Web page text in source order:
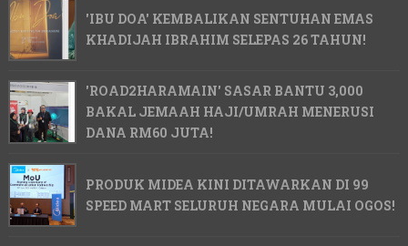
'IBU DOA' KEMBALIKAN SENTUHAN EMAS
KHADIJAH IBRAHIM SELEPAS 26 TAHUN!
'ROAD2HARAMAIN' SASAR BANTU 3,000
BAKAL JEMAAH HAJI/UMRAH MENERUSI
DANA RM60 JUTA!
PRODUK MIDEA KINI DITAWARKAN DI 99
SPEED MART SELURUH NEGARA MULAI OGOS!